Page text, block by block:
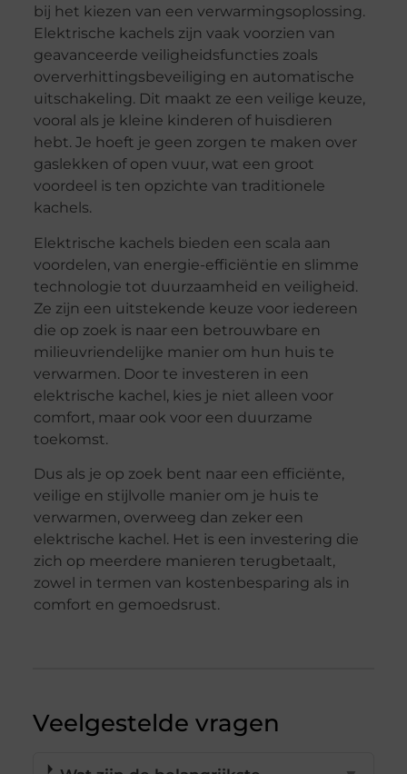
bij het kiezen van een verwarmingsoplossing.
Elektrische kachels zijn vaak voorzien van
geavanceerde veiligheidsfuncties zoals
oververhittingsbeveiliging en automatische
uitschakeling. Dit maakt ze een veilige keuze,
vooral als je kleine kinderen of huisdieren
hebt. Je hoeft je geen zorgen te maken over
gaslekken of open vuur, wat een groot
voordeel is ten opzichte van traditionele
kachels.
Elektrische kachels bieden een scala aan
voordelen, van energie-efficiëntie en slimme
technologie tot duurzaamheid en veiligheid.
Ze zijn een uitstekende keuze voor iedereen
die op zoek is naar een betrouwbare en
milieuvriendelijke manier om hun huis te
verwarmen. Door te investeren in een
elektrische kachel, kies je niet alleen voor
comfort, maar ook voor een duurzame
toekomst.
Dus als je op zoek bent naar een efficiënte,
veilige en stijlvolle manier om je huis te
verwarmen, overweeg dan zeker een
elektrische kachel. Het is een investering die
zich op meerdere manieren terugbetaalt,
zowel in termen van kostenbesparing als in
comfort en gemoedsrust.
Veelgestelde vragen